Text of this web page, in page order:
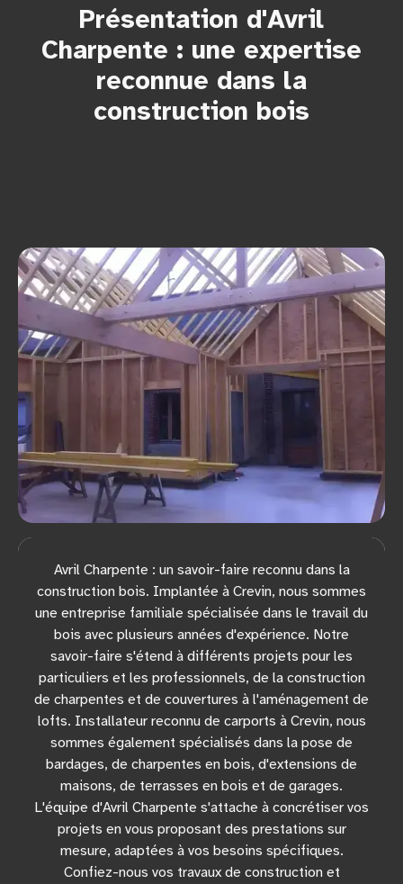
Présentation d'Avril
Charpente : une expertise
reconnue dans la
construction bois
Avril Charpente : un savoir-faire reconnu dans la
construction bois. Implantée à Crevin, nous sommes
une entreprise familiale spécialisée dans le travail du
bois avec plusieurs années d'expérience. Notre
savoir-faire s'étend à différents projets pour les
particuliers et les professionnels, de la construction
de charpentes et de couvertures à l'aménagement de
lofts. Installateur reconnu de carports à Crevin, nous
sommes également spécialisés dans la pose de
bardages, de charpentes en bois, d'extensions de
maisons, de terrasses en bois et de garages.
L'équipe d'Avril Charpente s'attache à concrétiser vos
projets en vous proposant des prestations sur
mesure, adaptées à vos besoins spécifiques.
Confiez-nous vos travaux de construction et